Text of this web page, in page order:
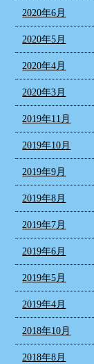
2020年6月
2020年5月
2020年4月
2020年3月
2019年11月
2019年10月
2019年9月
2019年8月
2019年7月
2019年6月
2019年5月
2019年4月
2018年10月
2018年8月